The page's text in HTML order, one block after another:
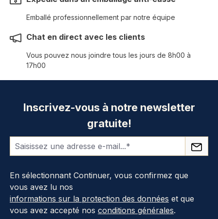
Emballé professionnellement par notre équipe
Chat en direct avec les clients
Vous pouvez nous joindre tous les jours de 8h00 à
17h00
Inscrivez-vous à notre newsletter
gratuite!
En sélectionnant Continuer, vous confirmez que
vous avez lu nos
informations sur la protection des données et que
vous avez accepté nos conditions générales.